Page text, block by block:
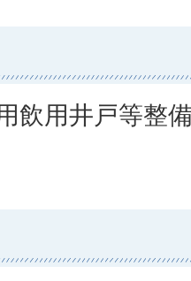
飲用井戸等整